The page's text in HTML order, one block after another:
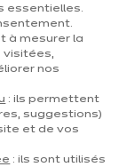
essentielles.
à mesurer la
visitées,
nos
: ils permettent
suggestions)
et de vos
: ils sont utilisés